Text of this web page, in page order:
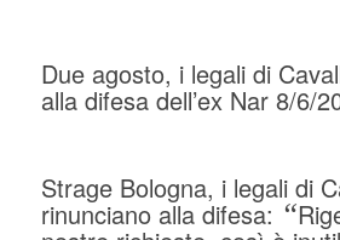
Due agosto, i legali di
alla difesa dell’ex Nar 8/6/
Strage Bologna, i legali di
rinunciano alla difesa: “